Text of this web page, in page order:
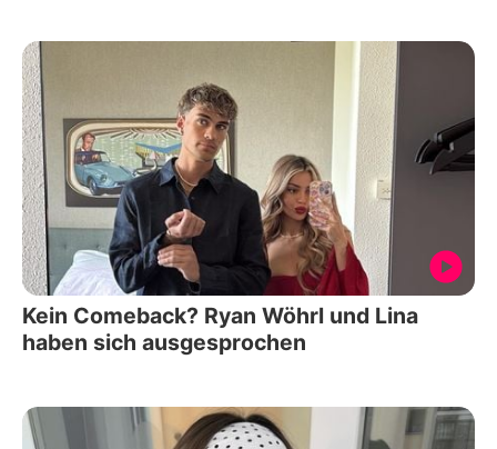
Kein Comeback? Ryan Wöhrl und Lina
haben sich ausgesprochen